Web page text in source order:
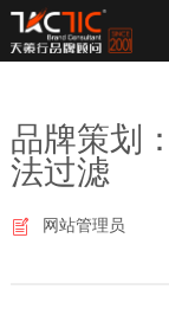
品牌策划
法过滤
网站管理员